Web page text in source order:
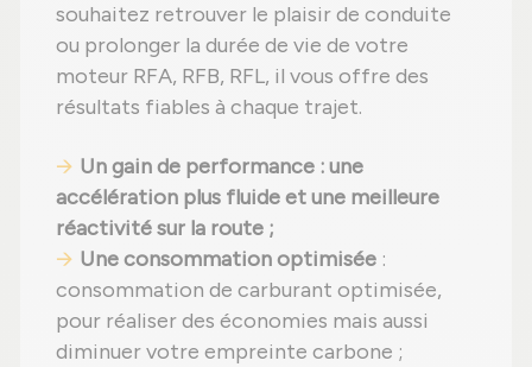
souhaitez retrouver le plaisir de conduite
ou prolonger la durée de vie de votre
moteur RFA, RFB, RFL, il vous offre des
résultats fiables à chaque trajet.
Un gain de performance : une
accélération plus fluide et une meilleure
réactivité sur la route ;
Une consommation optimisée :
consommation de carburant optimisée,
pour réaliser des économies mais aussi
diminuer votre empreinte carbone ;